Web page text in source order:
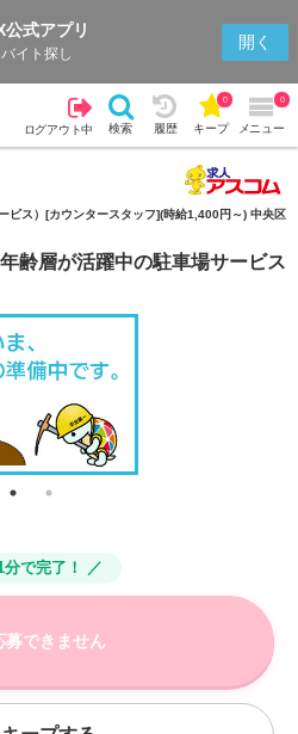
公式アプリ
イト探し
開く
ログアウト中 検索 履歴 キープ
0
メニュー
0
索 履歴
ビス）[カウンタースタッフ](時給1,400円～) 中央区
齢層が活躍中の駐車場サービス
分で完了！ ／
募できません